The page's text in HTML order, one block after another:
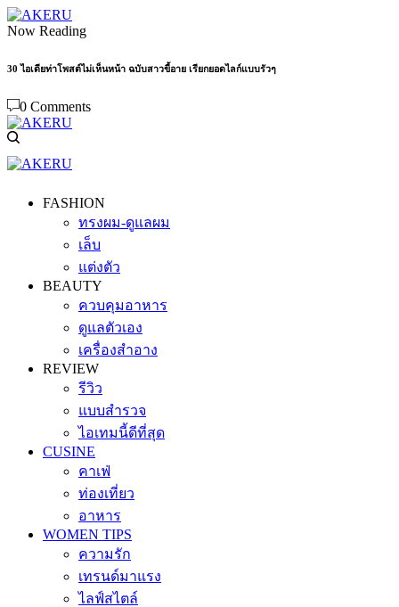
Now Reading
30 ไอเดียท่าโพสต์ไม่เห็นหน้า ฉบับสาวขี้อาย เรียกยอดไลก์แบบรัวๆ
0 Comments
FASHION
ทรงผม-ดูแลผม
เล็บ
แต่งตัว
BEAUTY
ควบคุมอาหาร
ดูแลตัวเอง
เครื่องสำอาง
REVIEW
รีวิว
แบบสำรวจ
ไอเทมนี้ดีที่สุด
CUSINE
คาเฟ่
ท่องเที่ยว
อาหาร
WOMEN TIPS
ความรัก
เทรนด์มาแรง
ไลฟ์สไตล์